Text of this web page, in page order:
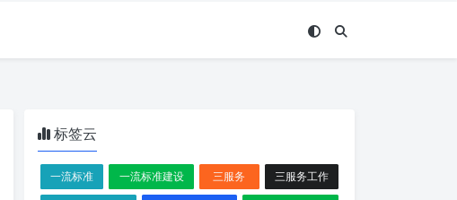
标签云
一流标准 一流标准建设 三服务
三服务工作